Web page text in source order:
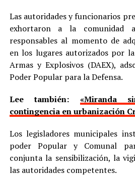
Las autoridades y funcionarios
exhortaron a la comunidad
responsables al momento de
en los lugares autorizados por
Armas y Explosivos (DAEX),
Poder Popular para la Defensa.
Lee también: «Miranda
contingencia en urbanización
Los legisladores municipales
poder Popular y Comunal
conjunta la sensibilización, la
las autoridades competentes.